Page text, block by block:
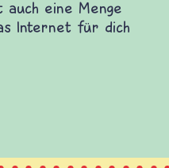
Dort warten
verschiedenen
Fragen stellen,